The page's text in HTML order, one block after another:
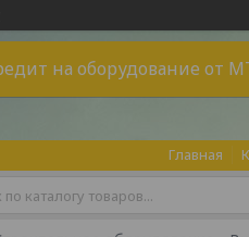
на оборудование от
Главная